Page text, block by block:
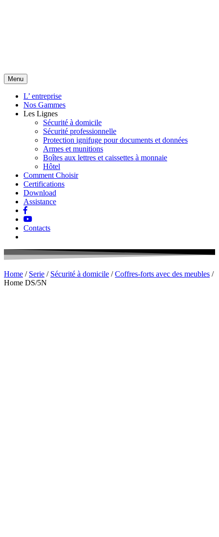
Menu
L’ entreprise
Nos Gammes
Les Lignes
Sécurité à domicile
Sécurité professionnelle
Protection ignifuge pour documents et données
Armes et munitions
Boîtes aux lettres et caissettes à monnaie
Hôtel
Comment Choisir
Certifications
Download
Assistance
Contacts
Home / Serie / Sécurité à domicile /Coffres-forts avec des meubles /
Home DS/5N